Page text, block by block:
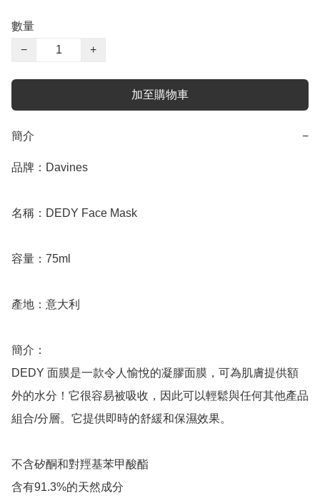
數量
−
+
加至購物車
簡介 −
品牌：Davines
名稱：DEDY Face Mask
容量：75ml
產地：意大利
簡介：
DEDY 面膜是一款令人愉悅的凝膠面膜，可為肌膚提供額
外的水分！它很容易被吸收，因此可以輕鬆與任何其他產品
組合/分層。它提供即時的舒緩和保濕效果。
不含矽酮和對羥基苯甲酸酯
含有91.3%的天然成分